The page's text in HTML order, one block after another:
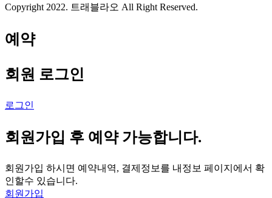
Copyright 2022. 트래블라오 All Right Reserved.
예약
회원 로그인
로그인
회원가입 후 예약 가능합니다.
회원가입 하시면 예약내역, 결제정보를 내정보 페이지에서 확
인할수 있습니다.
회원가입